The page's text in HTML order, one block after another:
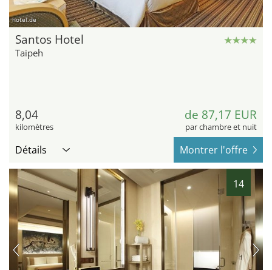
hotel.de
Santos Hotel
Taipeh
8,04
kilomètres
de 87,17 EUR
par chambre et nuit
Détails Montrer l'offre
14